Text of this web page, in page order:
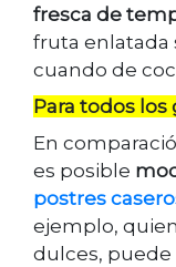
fresca de
fruta enlatada
cuando de
Para todos los
En
es posible
postres
ejemplo,
dulces, puede